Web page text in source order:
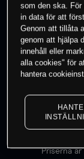
0% av
Priserna
som den ska.
in data för att
Genom att tillåta
genom att hjälpa
innehåll eller
alla cookies" för
hantera